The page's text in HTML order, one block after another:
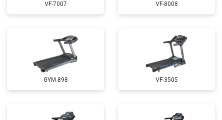
VF-7007 VF-8008
GYM-898 VF-3505